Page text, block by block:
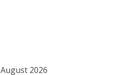
August 2026